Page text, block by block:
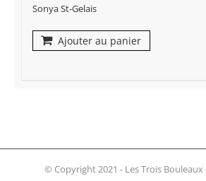
Sonya St-Gelais
Ajouter au panier
© Copyright 2021 - Les Trois Bouleaux